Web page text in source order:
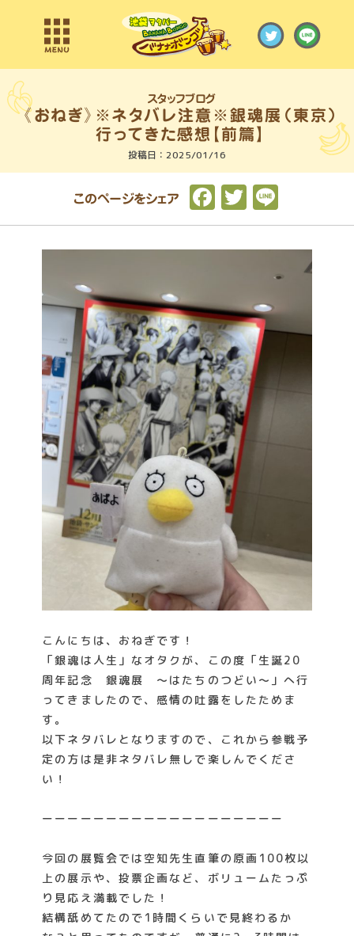
スタッフブログ
投稿日：2025/01/16
このページをシェア F
a
c
b
o
o
k
T
w
it
e
r
L
i
n
e
こんにちは、おねぎです！
「銀魂は人生」なオタクが、この度「生誕20
周年記念 銀魂展 ～はたちのつどい～」へ行
ってきましたので、感情の吐露をしたためま
す。
以下ネタバレとなりますので、これから参戦予
定の方は是非ネタバレ無しで楽しんでくださ
い！
ーーーーーーーーーーーーーーーーーーー
今回の展覧会では空知先生直筆の原画100枚以
上の展示や、投票企画など、ボリュームたっぷ
り見応え満載でした！
結構舐めてたので1時間くらいで見終わるか